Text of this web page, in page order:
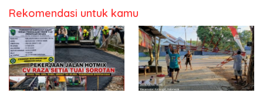
Rekomendasi untuk kamu